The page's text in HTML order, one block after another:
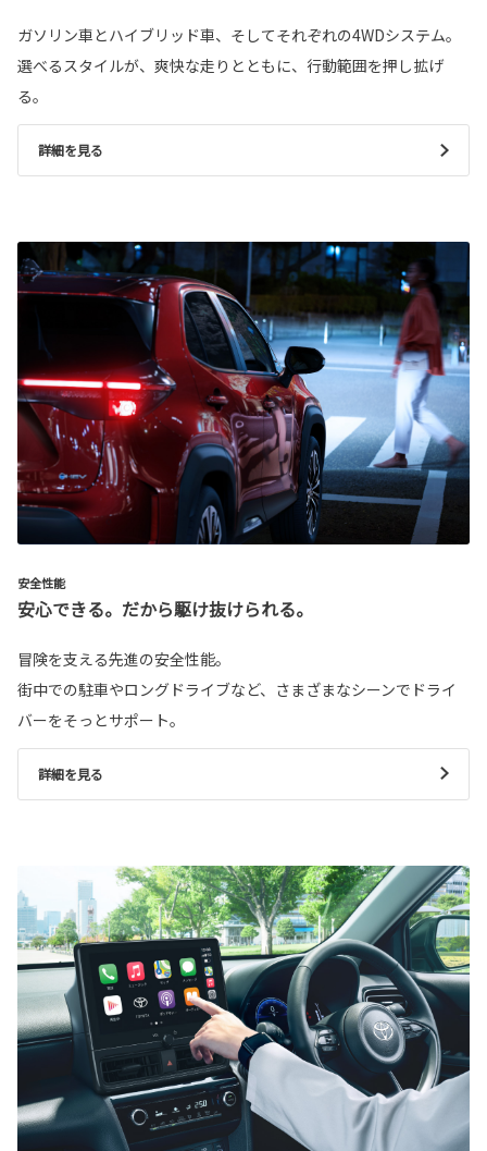
ガソリン車とハイブリッド車、そしてそれぞれの4WDシステム。
選べるスタイルが、爽快な走りとともに、行動範囲を押し拡げ
る。
詳細を見る
安全性能
安心できる。だから駆け抜けられる。
冒険を支える先進の安全性能。
街中での駐車やロングドライブなど、さまざまなシーンでドライ
バーをそっとサポート。
詳細を見る